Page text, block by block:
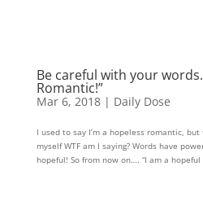
Be careful with your
Romantic!”
Mar 6, 2018| Daily Dose
I used to say I’m a hopeless romantic,
myself WTF am I saying? Words have
hopeful! So from now on…. “I am a hopeful